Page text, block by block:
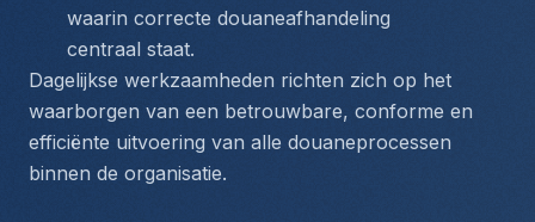
waarin correcte douaneafhandeling
centraal staat.
Dagelijkse werkzaamheden richten zich op het
waarborgen van een betrouwbare, conforme en
efficiënte uitvoering van alle douaneprocessen
binnen de organisatie.